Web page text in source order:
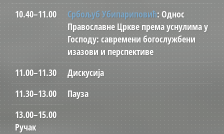
10.40–11.00
Србољуб Убипариповић: Однос
Православне Цркве према уснулима у
Господу: савремени богослужбени
изазови и перспективе
11.00–11.30
Дискусија
11.30–13.00
Пауза
13.00–15.00
Ручак